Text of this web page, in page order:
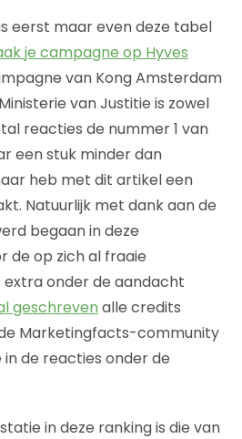
eerst maar even deze tabel
je campagne op Hyves
van Kong Amsterdam
van Justitie is zowel
reacties de nummer 1 van
een stuk minder dan
heb met dit artikel een
Natuurlijk met dank aan de
begaan in deze
de op zich al fraaie
onder de aandacht
geschreven alle credits
Marketingfacts-community
de reacties onder de
in deze ranking is die van